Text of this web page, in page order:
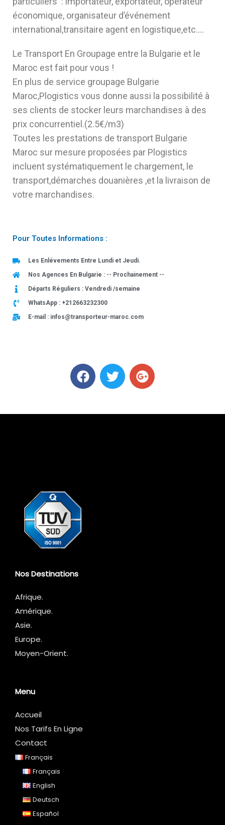
économique, organisateur d’événement
international,transitaire agent en logistique,etc….
Le Transport En Groupage entre la Bulgarie et le
Maroc est fait pour vous !
En plus de service groupage Bulgarie
Maroc,Plogistics vous donne aussi la possibilité à
ses clients de stocker leurs marchandises à des
prix concurrentiel.(2.5€/m3)
Toutes les prestations de transport Bulgarie
Maroc sur mesure proposées par Plogistics
incluent systématiquement le chargement, le
transport,démarches douanières ,et la livraison de
votre marchandises.
Pour Toutes Informations :
Les Enlévements Entre Lundi et Jeudi.
Nos Agences En Bulgarie : -- Prochainement --
Départs Réguliers : Vendredi /semaine
WhatsApp : +212663232300
E-mail : infos@transporteur-maroc.com
Nos Destinations
Afrique.
Amérique.
Asie.
Europe.
Moyen-Orient.
Menu
Accueil
Nos Tarifs En Ligne
Contact
Français
Français
English
Deutsch
Español